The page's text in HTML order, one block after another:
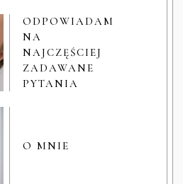
ODPOWIADAM
NA
NAJCZĘŚCIEJ
ZADAWANE
PYTANIA
O MNIE